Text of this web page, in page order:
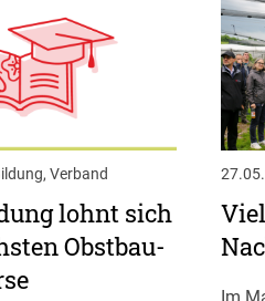
Verband
lohnt sich
Obstbau-